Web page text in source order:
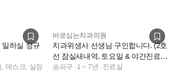
하실 정규
, 데스크, 실장
바로심는치과의원
치과위생사 선생님 구인합니다. (2호
선 잠실새내역, 토요일 & 야간진료
없음)
송파구 ·1 ~ 7년 ·진료실